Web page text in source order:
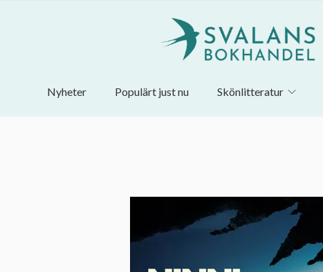
Nyheter Populärt just nu Skönlitteratur